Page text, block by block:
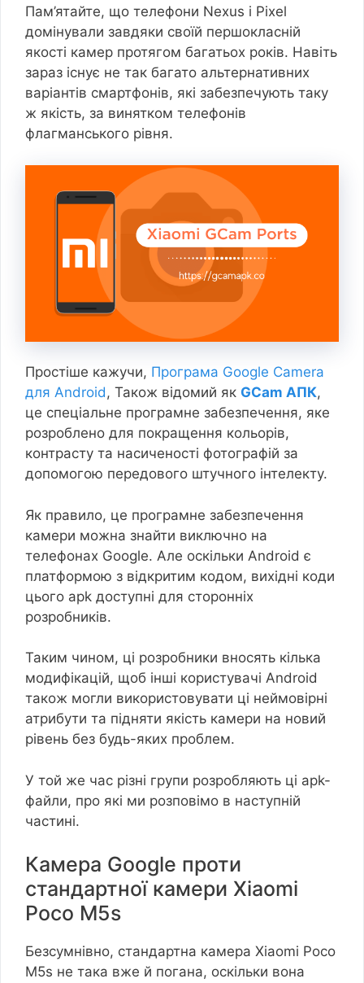
Пам’ятайте, що телефони Nexus і Pixel
домінували завдяки своїй першокласній
якості камер протягом багатьох років. Навіть
зараз існує не так багато альтернативних
варіантів смартфонів, які забезпечують таку
ж якість, за винятком телефонів
флагманського рівня.
Простіше кажучи, Програма Google Camera
для Android, Також відомий як GCam АПК,
це спеціальне програмне забезпечення, яке
розроблено для покращення кольорів,
контрасту та насиченості фотографій за
допомогою передового штучного інтелекту.
Як правило, це програмне забезпечення
камери можна знайти виключно на
телефонах Google. Але оскільки Android є
платформою з відкритим кодом, вихідні коди
цього apk доступні для сторонніх
розробників.
Таким чином, ці розробники вносять кілька
модифікацій, щоб інші користувачі Android
також могли використовувати ці неймовірні
атрибути та підняти якість камери на новий
рівень без будь-яких проблем.
У той же час різні групи розробляють ці apk-
файли, про які ми розповімо в наступній
частині.
Камера Google проти
стандартної камери Xiaomi
Poco M5s
Безсумнівно, стандартна камера Xiaomi Poco
M5s не така вже й погана, оскільки вона